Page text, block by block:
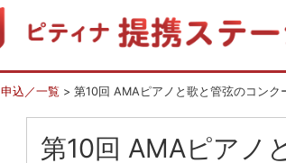
申込／一覧 > 第10回 AMAピアノと歌と管弦のコンク
第10回 AMAピアノ